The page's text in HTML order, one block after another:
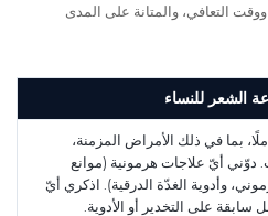
التعافي، والمتانة على المدى
الشعر للنساء
بما في ذلك الأمراض المزمنة،
دوّني أيّ علاجات هرمونية (موانع
وأدوية الغدّة الدرقية). اذكري أيّ
على التخدير أو الأدوية.